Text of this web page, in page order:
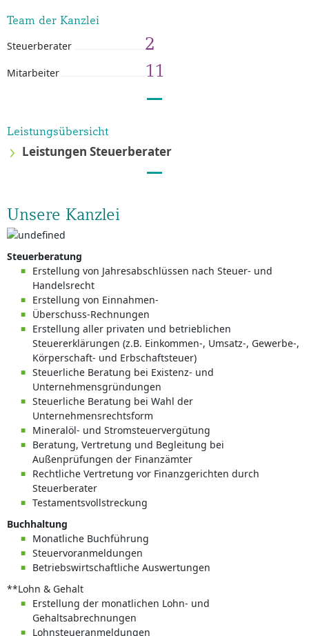
Team der Kanzlei
Steuerberater 2
Mitarbeiter 11
Leistungsübersicht
Leistungen Steuerberater
Unsere Kanzlei
Steuerberatung
Erstellung von Jahresabschlüssen nach Steuer- und
Handelsrecht
Erstellung von Einnahmen-
Überschuss-Rechnungen
Erstellung aller privaten und betrieblichen
Steuererklärungen (z.B. Einkommen-, Umsatz-, Gewerbe-,
Körperschaft- und Erbschaftsteuer)
Steuerliche Beratung bei Existenz- und
Unternehmensgründungen
Steuerliche Beratung bei Wahl der
Unternehmensrechtsform
Mineralöl- und Stromsteuervergütung
Beratung, Vertretung und Begleitung bei
Außenprüfungen der Finanzämter
Rechtliche Vertretung vor Finanzgerichten durch
Steuerberater
Testamentsvollstreckung
Buchhaltung
Monatliche Buchführung
Steuervoranmeldungen
Betriebswirtschaftliche Auswertungen
**Lohn & Gehalt
Erstellung der monatlichen Lohn- und
Gehaltsabrechnungen
Lohnsteueranmeldungen